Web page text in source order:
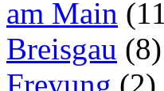
am Main
Breisgau (8)
Freyung (2)